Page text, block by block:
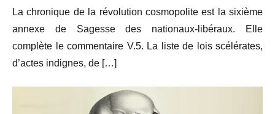
Lesquen
La chronique de la révolution cosmopolite est la sixième
annexe de Sagesse des nationaux-libéraux. Elle
complète le commentaire V.5. La liste de lois scélérates,
d’actes indignes, de […]